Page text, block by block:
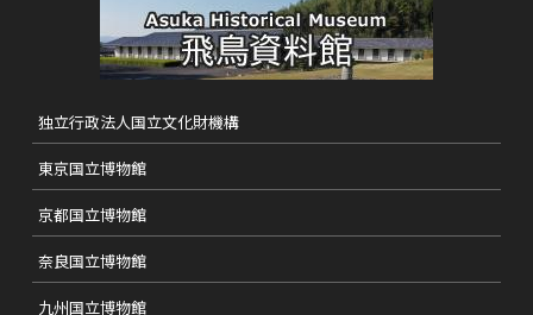
独立行政法人国立文化財機構
東京国立博物館
京都国立博物館
奈良国立博物館
九州国立博物館